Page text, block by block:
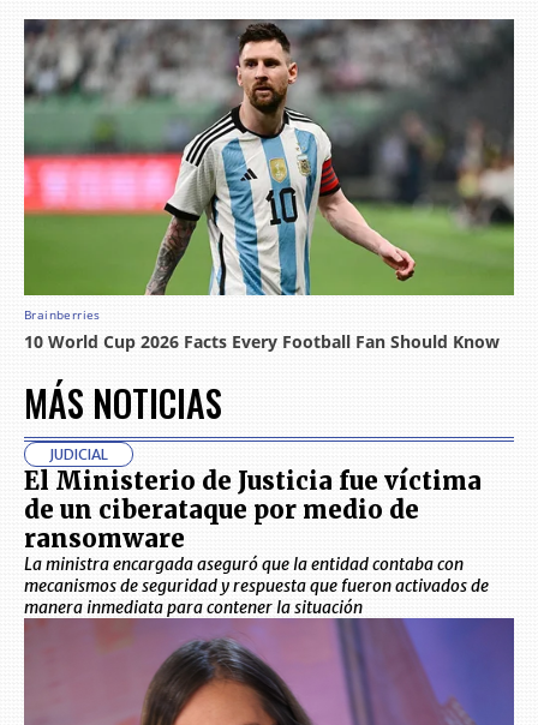
MÁS NOTICIAS
JUDICIAL
El Ministerio de Justicia fue víctima
de un ciberataque por medio de
ransomware
La ministra encargada aseguró que la entidad contaba con
mecanismos de seguridad y respuesta que fueron activados de
manera inmediata para contener la situación